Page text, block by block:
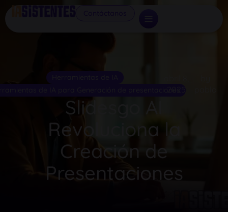
Slidesgo AI
Revoluciona la
Creación de
Presentaciones